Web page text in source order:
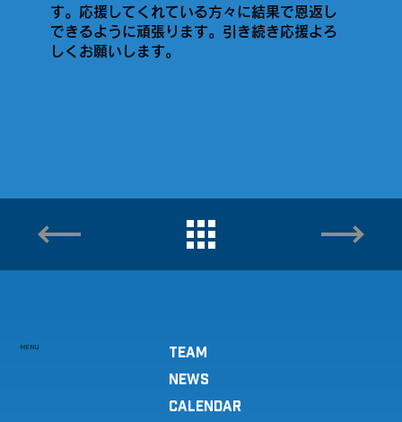
す。応援してくれている方々に結果で恩返し
できるように頑張ります。引き続き応援よろ
しくお願いします。
MENU
TEAM
NEWS
CALENDAR